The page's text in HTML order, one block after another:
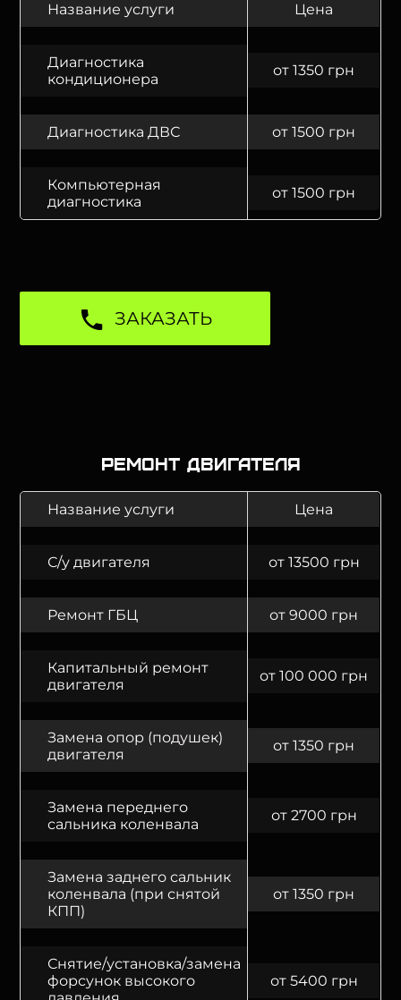
Название услуги Цена
Диагностика
кондиционера
от 1350 грн
Диагностика ДВС от 1500 грн
Компьютерная
диагностика
от 1500 грн
ЗАКАЗАТЬ
Ремонт двигателя
Название услуги Цена
С/у двигателя от 13500 грн
Ремонт ГБЦ от 9000 грн
Капитальный ремонт
двигателя
от 100 000 грн
Замена опор (подушек)
двигателя
от 1350 грн
Замена переднего
сальника коленвала
от 2700 грн
Замена заднего сальник
коленвала (при снятой
КПП)
от 1350 грн
Снятие/установка/замена
форсунок высокого
от 5400 грн